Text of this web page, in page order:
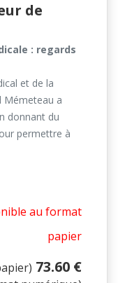
de
: regards
et de la
Mémeteau a
donnant du
permettre à
au format
papier
73.60 €